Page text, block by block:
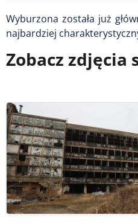
Wyburzona została już
najbardziej
Zobacz